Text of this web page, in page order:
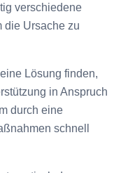
verschiedene
die Ursache zu
Lösung finden,
in Anspruch
durch eine
schnell